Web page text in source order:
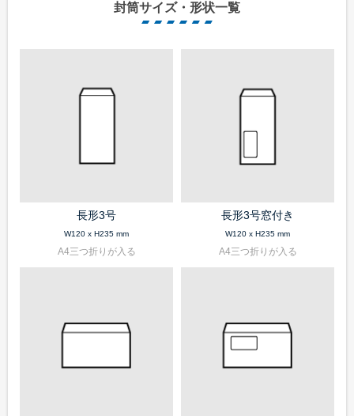
封筒サイズ・形状一覧
長形3号
W120 x H235 mm
A4三つ折りが入る
長形3号窓付き
W120 x H235 mm
A4三つ折りが入る